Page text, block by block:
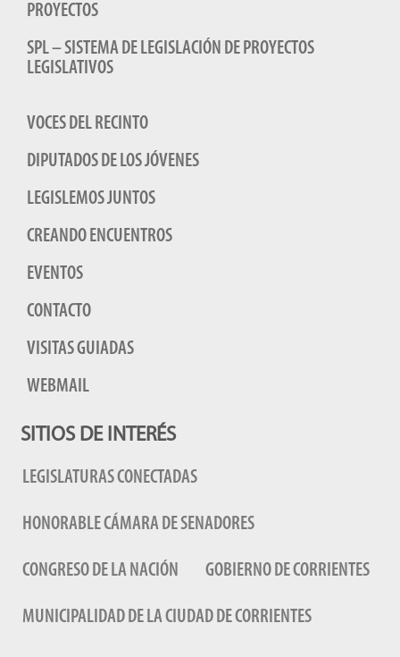
PROYECTOS
SPL – SISTEMA DE LEGISLACIÓN DE PROYECTOS
LEGISLATIVOS
VOCES DEL RECINTO
DIPUTADOS DE LOS JÓVENES
LEGISLEMOS JUNTOS
CREANDO ENCUENTROS
EVENTOS
CONTACTO
VISITAS GUIADAS
WEBMAIL
SITIOS DE INTERÉS
LEGISLATURAS CONECTADAS
HONORABLE CÁMARA DE SENADORES
CONGRESO DE LA NACIÓN GOBIERNO DE CORRIENTES
MUNICIPALIDAD DE LA CIUDAD DE CORRIENTES